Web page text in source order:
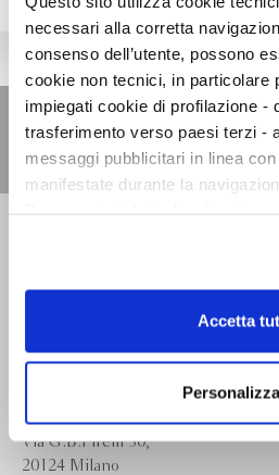
necessari alla corretta
consenso dell’utente, possono
cookie non tecnici, in particolare
impiegati cookie di profilazione -
trasferimento verso paesi terzi -
messaggi pubblicitari in linea con
manifestate durante la
scelte privacy sui cookie, ti
dell’informativa cookie.
Chiudendo il banner tramite la
dei soli cookie tecnici.
il tuo consenso alla profilazione
ogni momentoRevoca
Accetta
Personalizza
Via Bolognese 165,
Sede legale
Via G.B.Pirelli 30,
20124 Milano